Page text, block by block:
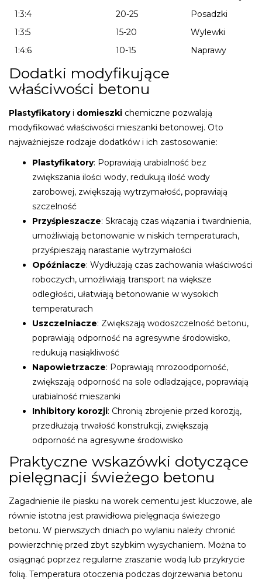
1:3:4
20-25
Posadzki
1:3:5
15-20
Wylewki
1:4:6
10-15 Naprawy
Dodatki modyfikujące
właściwości betonu
Plastyfikatoryi domieszki chemiczne pozwalają
modyfikować właściwości mieszanki betonowej. Oto
najważniejsze rodzaje dodatków i ich zastosowanie:
Plastyfikatory: Poprawiają urabialność bez
zwiększania ilości wody, redukują ilość wody
zarobowej, zwiększają wytrzymałość, poprawiają
szczelność
Przyśpieszacze: Skracają czas wiązania i twardnienia,
umożliwiają betonowanie w niskich temperaturach,
przyśpieszają narastanie wytrzymałości
Opóźniacze: Wydłużają czas zachowania właściwości
roboczych, umożliwiają transport na większe
odległości, ułatwiają betonowanie w wysokich
temperaturach
Uszczelniacze: Zwiększają wodoszczelność betonu,
poprawiają odporność na agresywne środowisko,
redukują nasiąkliwość
Napowietrzacze: Poprawiają mrozoodporność,
zwiększają odporność na sole odladzające, poprawiają
urabialność mieszanki
Inhibitory korozji: Chronią zbrojenie przed korozją,
przedłużają trwałość konstrukcji, zwiększają
odporność na agresywne środowisko
Praktyczne wskazówki dotyczące
pielęgnacji świeżego betonu
Zagadnienie ile piasku na worek cementu jest kluczowe, ale
równie istotna jest prawidłowa pielęgnacja świeżego
betonu. W pierwszych dniach po wylaniu należy chronić
powierzchnię przed zbyt szybkim wysychaniem. Można to
osiągnąć poprzez regularne zraszanie wodą lub przykrycie
folią. Temperatura otoczenia podczas dojrzewania betonu